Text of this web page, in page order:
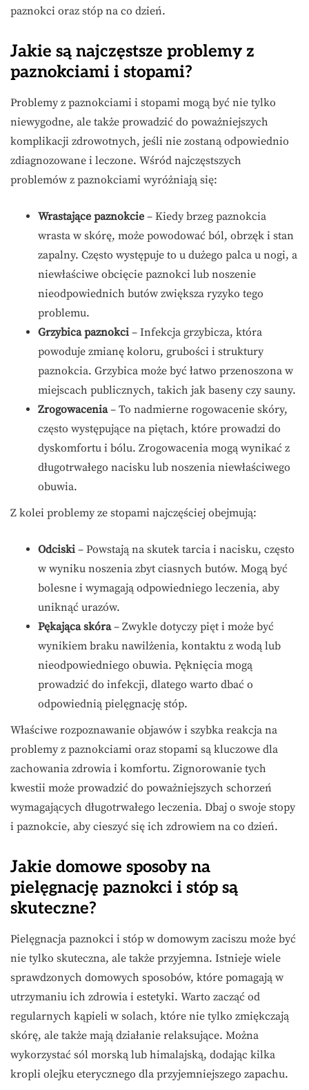
paznokci oraz stóp na co dzień.
Jakie są najczęstsze problemy z
paznokciami i stopami?
Problemy z paznokciami i stopami mogą być nie tylko
niewygodne, ale także prowadzić do poważniejszych
komplikacji zdrowotnych, jeśli nie zostaną odpowiednio
zdiagnozowane i leczone. Wśród najczęstszych
problemów z paznokciami wyróżniają się:
Wrastające paznokcie – Kiedy brzeg paznokcia
wrasta w skórę, może powodować ból, obrzęk i stan
zapalny. Często występuje to u dużego palca u nogi, a
niewłaściwe obcięcie paznokci lub noszenie
nieodpowiednich butów zwiększa ryzyko tego
problemu.
Grzybica paznokci – Infekcja grzybicza, która
powoduje zmianę koloru, grubości i struktury
paznokcia. Grzybica może być łatwo przenoszona w
miejscach publicznych, takich jak baseny czy sauny.
Zrogowacenia– To nadmierne rogowacenie skóry,
często występujące na piętach, które prowadzi do
dyskomfortu i bólu. Zrogowacenia mogą wynikać z
długotrwałego nacisku lub noszenia niewłaściwego
obuwia.
Z kolei problemy ze stopami najczęściej obejmują:
Odciski – Powstają na skutek tarcia i nacisku, często
w wyniku noszenia zbyt ciasnych butów. Mogą być
bolesne i wymagają odpowiedniego leczenia, aby
uniknąć urazów.
Pękająca skóra– Zwykle dotyczy pięt i może być
wynikiem braku nawilżenia, kontaktu z wodą lub
nieodpowiedniego obuwia. Pęknięcia mogą
prowadzić do infekcji, dlatego warto dbać o
odpowiednią pielęgnację stóp.
Właściwe rozpoznawanie objawów i szybka reakcja na
problemy z paznokciami oraz stopami są kluczowe dla
zachowania zdrowia i komfortu. Zignorowanie tych
kwestii może prowadzić do poważniejszych schorzeń
wymagających długotrwałego leczenia. Dbaj o swoje stopy
i paznokcie, aby cieszyć się ich zdrowiem na co dzień.
Jakie domowe sposoby na
pielęgnację paznokci i stóp są
skuteczne?
Pielęgnacja paznokci i stóp w domowym zaciszu może być
nie tylko skuteczna, ale także przyjemna. Istnieje wiele
sprawdzonych domowych sposobów, które pomagają w
utrzymaniu ich zdrowia i estetyki. Warto zacząć od
regularnych kąpieli w solach, które nie tylko zmiękczają
skórę, ale także mają działanie relaksujące. Można
wykorzystać sól morską lub himalajską, dodając kilka
kropli olejku eterycznego dla przyjemniejszego zapachu.